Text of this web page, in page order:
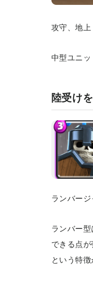
攻守、地
中型ユニ
陸受け
ランバー
ランバー
できる点
という特徴